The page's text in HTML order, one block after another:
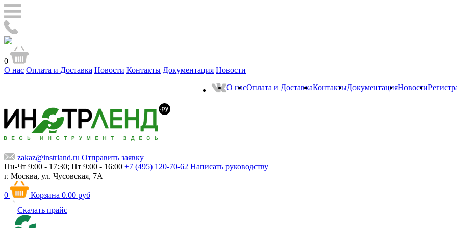
0
О нас Оплата и Доставка Новости Контакты Документация Новости
О насОплата и ДоставкаКонтактыДокументацияНовости
zakaz@instrland.ru Отправить заявку
Пн-Чт 9:00 - 17:30; Пт 9:00 - 16:00 +7 (495) 120-70-62 Написать руководству
г. Москва, ул. Чусовская, 7А
0 Корзина 0.00 руб
Скачать прайс